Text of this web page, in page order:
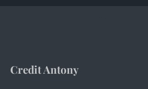
Credit Antony